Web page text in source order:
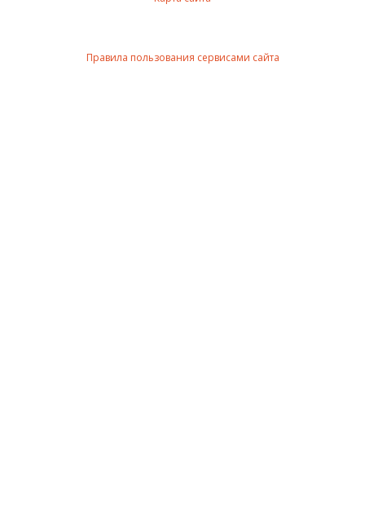
Правила пользования сервисами сайта